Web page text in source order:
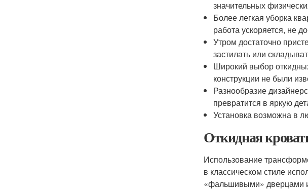
значительных
Более легкая уборка
работа ускоряется, не
Утром достаточно
застилать или
Широкий выбор
конструкции не были
Разнообразие
превратится в яркую
Установка возможна в
Откидная
Использование
в классическом стиле
«фальшивыми» дверцами